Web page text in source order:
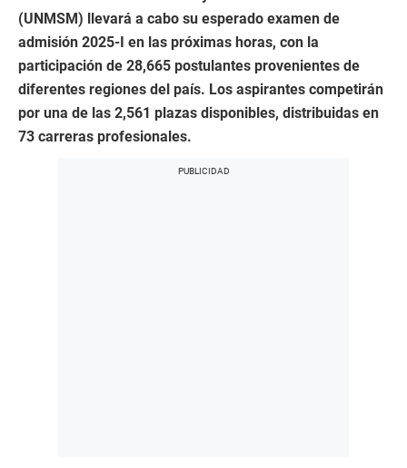
(UNMSM) llevará a cabo su esperado examen de
admisión 2025-I en las próximas horas, con la
participación de 28,665 postulantes provenientes de
diferentes regiones del país. Los aspirantes competirán
por una de las 2,561 plazas disponibles, distribuidas en
73 carreras profesionales.